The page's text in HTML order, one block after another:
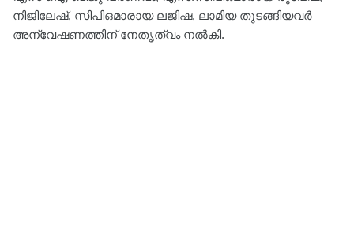
നിജിലേഷ്, സിപിഒമാരായ ലജിഷ, ലാമിയ തുടങ്ങിയവർ
അന്വേഷണത്തിന് നേതൃത്വം നൽകി.